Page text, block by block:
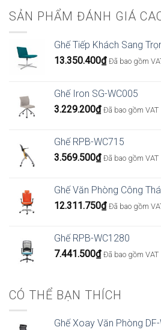
SẢN PHẨM ĐÁNH GIÁ
Ghế Tiếp Khách Sang
13.350.400₫ Đã bao gồm
Ghế Iron SG-WC005
3.229.200₫ Đã bao gồm VAT
Ghế RPB-WC715
3.569.500₫ Đã bao gồm VAT
Ghế Văn Phòng Công
12.311.750₫ Đã bao gồm
Ghế RPB-WC1280
7.441.500₫ Đã bao gồm VAT
CÓ THỂ BẠN THÍCH
Ghế Xoay Văn Phòng